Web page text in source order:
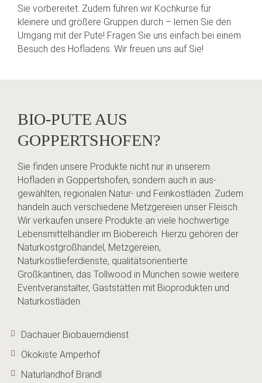
Sie vorbereitet. Zudem führen wir Kochkurse für
kleinere und größere Gruppen durch – lernen Sie den
Umgang mit der Pute! Fragen Sie uns einfach bei einem
Besuch des Hofladens. Wir freuen uns auf Sie!
BIO-PUTE AUS
GOPPERTSHOFEN?
Sie finden unsere Produkte nicht nur in unserem
Hofladen in Goppertshofen, sondern auch in aus­
gewählten, regionalen Natur- und Feinkostläden. Zudem
handeln auch verschiedene Metzgereien unser Fleisch.
Wir verkaufen unsere Produkte an viele hochwertige
Lebensmittelhändler im Biobereich. Hierzu gehören der
Naturkostgroßhandel, Metzgereien,
Naturkostlieferdienste, qualitätsorientierte
Großkantinen, das Tollwood in München sowie weitere
Eventveranstalter, Gaststätten mit Bioprodukten und
Naturkostläden.
Dachauer Biobauerndienst
Ökokiste Amperhof
Naturlandhof Brandl